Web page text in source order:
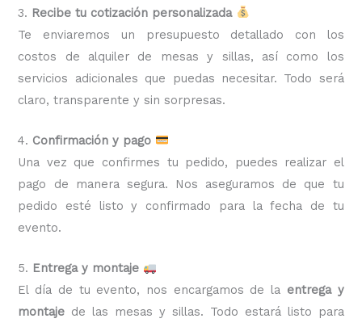
3. Recibe tu cotización personalizada
Te enviaremos un presupuesto detallado con los
costos de alquiler de mesas y sillas, así como los
servicios adicionales que puedas necesitar. Todo será
claro, transparente y sin sorpresas.
4. Confirmación y pago
Una vez que confirmes tu pedido, puedes realizar el
pago de manera segura. Nos aseguramos de que tu
pedido esté listo y confirmado para la fecha de tu
evento.
5. Entrega y montaje
El día de tu evento, nos encargamos de la entrega y
montaje de las mesas y sillas. Todo estará listo para